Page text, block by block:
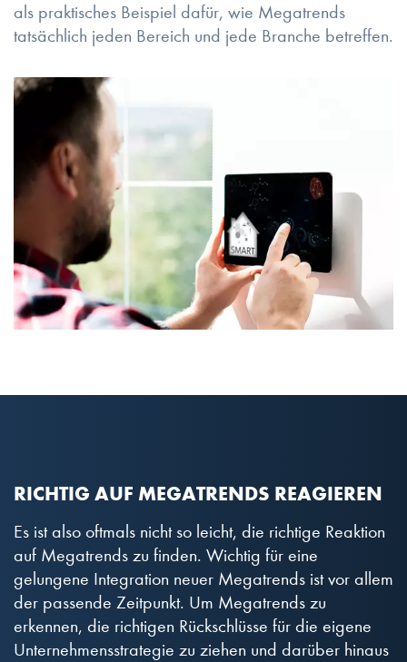
als praktisches Beispiel dafür, wie Megatrends
tatsächlich jeden Bereich und jede Branche betreffen.
RICHTIG AUF MEGATRENDS REAGIEREN
Es ist also oftmals nicht so leicht, die richtige Reaktion
auf Megatrends zu finden. Wichtig für eine
gelungene Integration neuer Megatrends ist vor allem
der passende Zeitpunkt. Um Megatrends zu
erkennen, die richtigen Rückschlüsse für die eigene
Unternehmensstrategie zu ziehen und darüber hinaus